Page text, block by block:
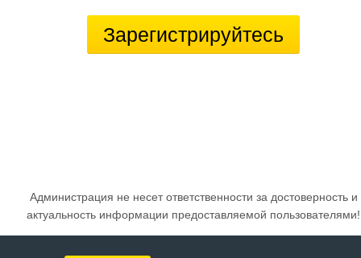
Зарегистрируйтесь
Администрация не несет ответственности за достоверность и
актуальность информации предоставляемой пользователями!